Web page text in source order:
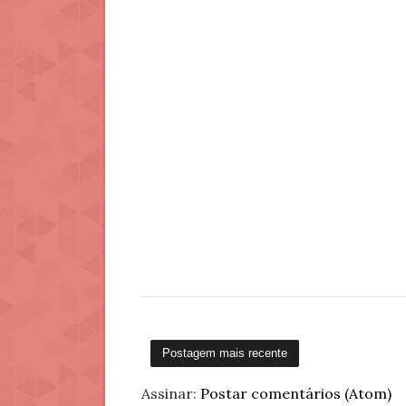
Postagem mais recente
Assinar: Postar comentários (Atom)